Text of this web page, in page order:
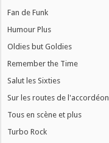
Fan de Funk
Humour Plus
Oldies but Goldies
Remember the Time
Salut les Sixties
Sur les routes de l'accordéon
Tous en scène et plus
Turbo Rock